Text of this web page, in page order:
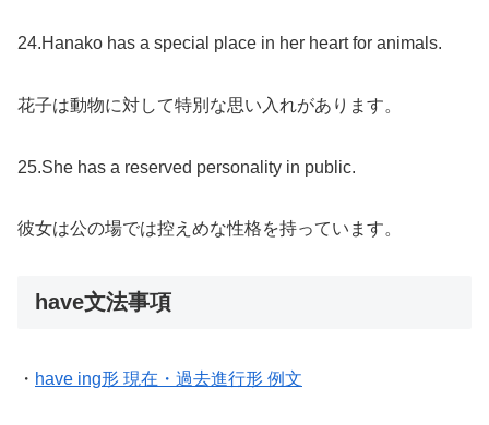
24.Hanako has a special place in her heart for animals.
花子は動物に対して特別な思い入れがあります。
25.She has a reserved personality in public.
彼女は公の場では控えめな性格を持っています。
have文法事項
・ have ing形 現在・過去進行形 例文